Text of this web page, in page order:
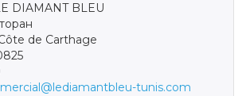
DIAMANT BLEU
de Carthage
tunis.com